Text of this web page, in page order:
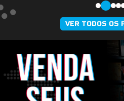
VER TODOS OS